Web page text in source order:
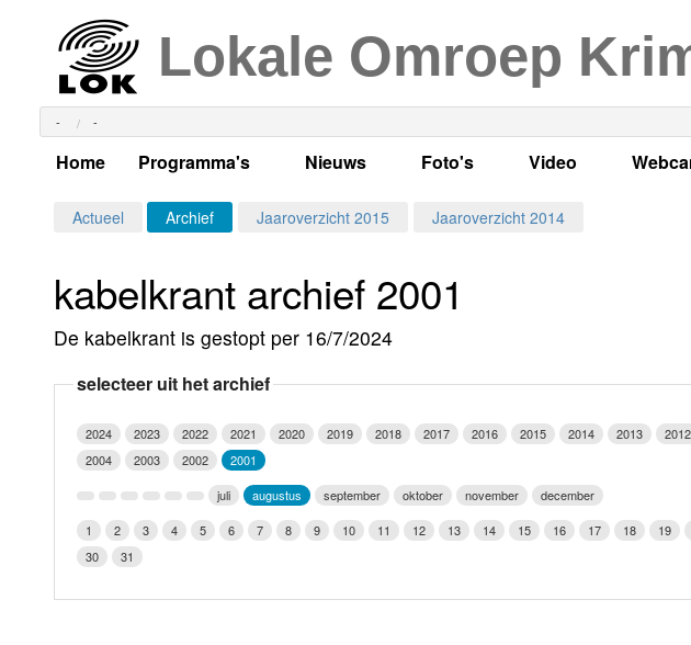
Lokale Omroep
- -
Home Programma's
Alle dagen
Per dag
Maandag
Vrijdag
Luister LOK Live
LOK schijf
Oude LOK programma's
Nieuws
Actueel Lokaal Nieuws
Kabelkrant
Foto's
Algemeen
Programma's
Video
LOK TV
Actueel Archief Jaaroverzicht 2015 Jaaroverzicht 2014
kabelkrant archief 2001
De kabelkrant is gestopt per 16/7/2024
selecteer uit het archief
2024 2023 2022 2021 2020 2019 2018 2017 2016 2015 2014 2013 2012
2004
2003 2002
2001
juli
augustus september oktober november
december
1
2 3 4 5 6 7 8 9 10 11 12 13 14 15 16 17 18 19
30
31